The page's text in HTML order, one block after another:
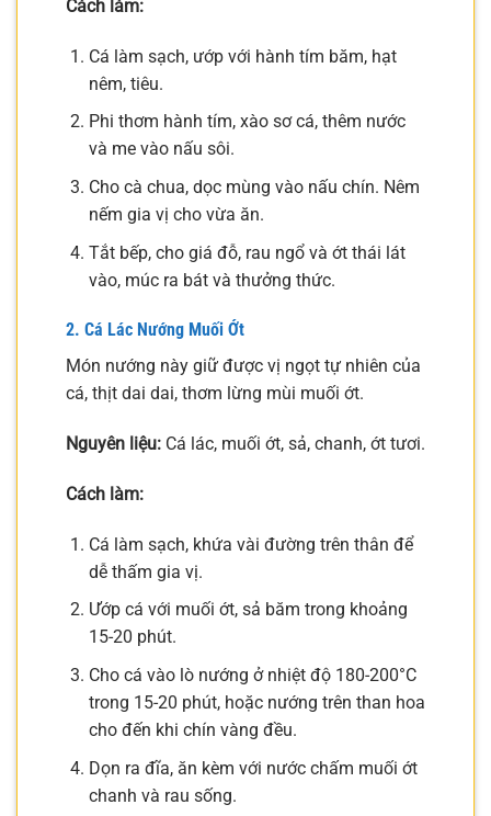
Cách làm:
Cá làm sạch, ướp với hành tím băm, hạt
nêm, tiêu.
Phi thơm hành tím, xào sơ cá, thêm nước
và me vào nấu sôi.
Cho cà chua, dọc mùng vào nấu chín. Nêm
nếm gia vị cho vừa ăn.
Tắt bếp, cho giá đỗ, rau ngổ và ớt thái lát
vào, múc ra bát và thưởng thức.
2. Cá Lác Nướng Muối Ớt
Món nướng này giữ được vị ngọt tự nhiên của
cá, thịt dai dai, thơm lừng mùi muối ớt.
Nguyên liệu: Cá lác, muối ớt, sả, chanh, ớt tươi.
Cách làm:
Cá làm sạch, khứa vài đường trên thân để
dễ thấm gia vị.
Ướp cá với muối ớt, sả băm trong khoảng
15-20 phút.
Cho cá vào lò nướng ở nhiệt độ 180-200°C
trong 15-20 phút, hoặc nướng trên than hoa
cho đến khi chín vàng đều.
Dọn ra đĩa, ăn kèm với nước chấm muối ớt
chanh và rau sống.